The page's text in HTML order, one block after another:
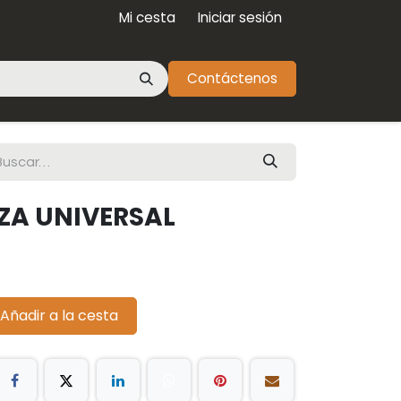
Mi cesta Iniciar sesión
Contáctenos
UNIVERSAL
Añadir a la cesta